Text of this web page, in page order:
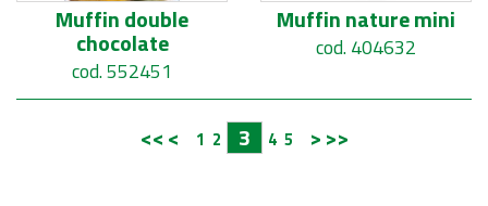
Muffin double
chocolate
cod. 552451
Muffin nature mini
cod. 404632
<<< 1 2 3 4 5 >>>